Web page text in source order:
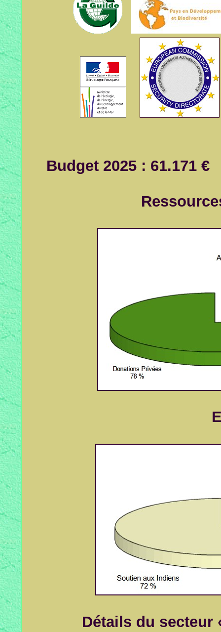
Budget 2025 : 61.171 €
Détails du secteur